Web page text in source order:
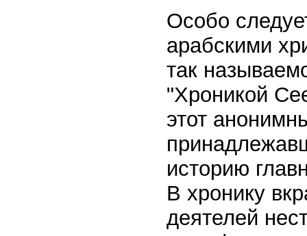
Особо
арабскими
так
"Хроникой
этот
историю
В хронику
деятелей